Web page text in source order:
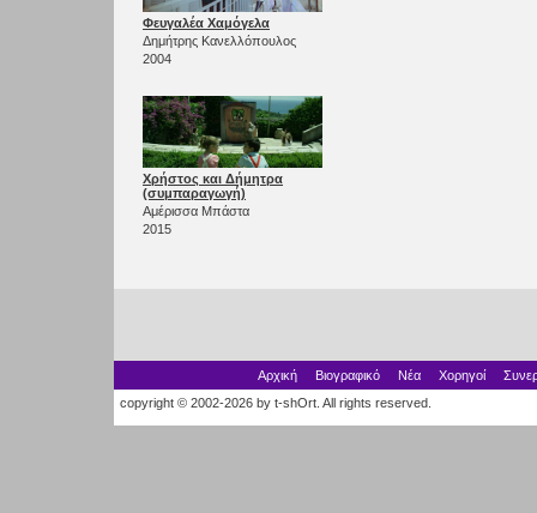
Φευγαλέα Χαμόγελα
Δημήτρης Κανελλόπουλος
2004
Χρήστος και Δήμητρα
(συμπαραγωγή)
Αμέρισσα Μπάστα
2015
Αρχική Βιογραφικό Νέα Χορηγοί
copyright © 2002-2026 by t-shOrt. All rights reserved.